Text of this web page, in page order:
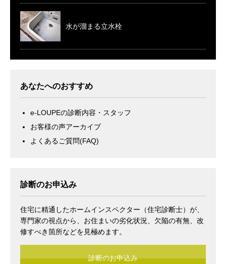
水が溜まる立水栓
あなたへのおすすめ
e-LOUPEの診断内容・スタッフ
お客様の声アーカイブ
よくあるご質問(FAQ)
診断のお申込み
住宅に精通したホームインスペクター（住宅診断士）が、
専門家の視点から、お住まいの劣化状況、欠陥の有無、改
修すべき箇所などを見極めます。
診断のお申込み